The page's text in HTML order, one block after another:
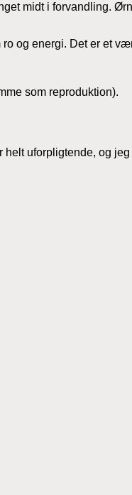
midt i forvandling.
og energi. Det er et
som reproduktion).
uforpligtende, og